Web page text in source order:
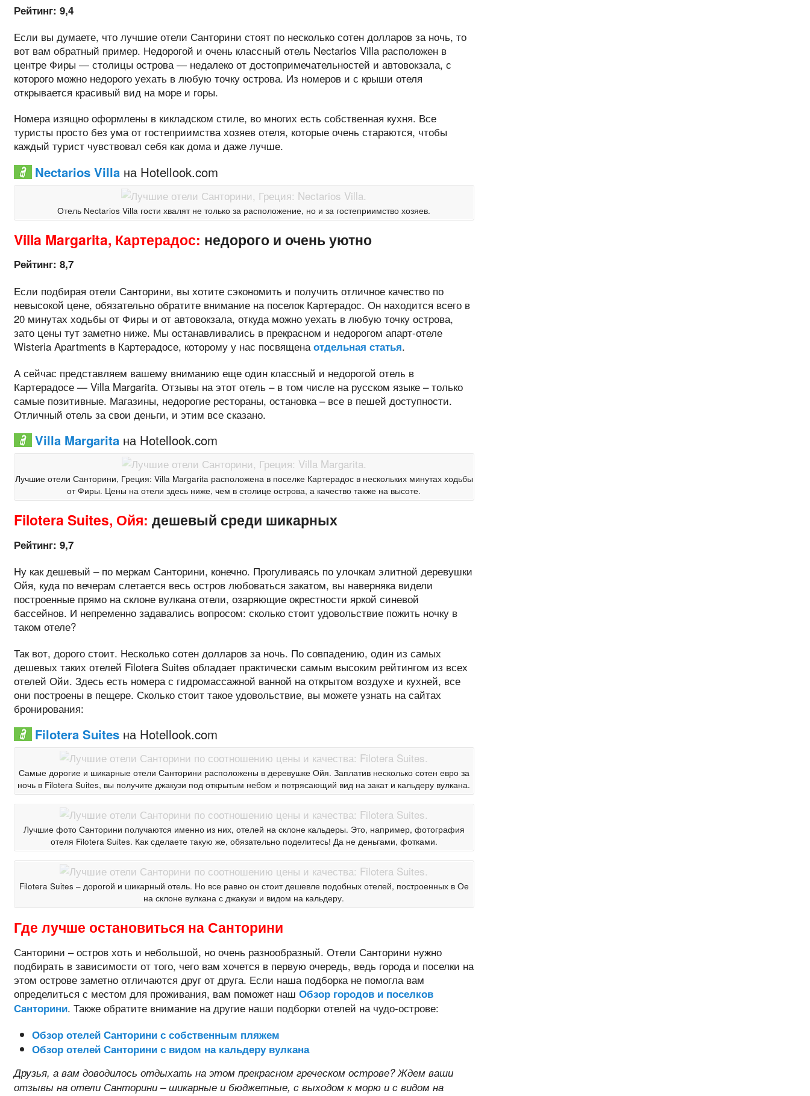
Рейтинг: 9,4
Если вы думаете, что лучшие отели Санторини стоят по несколько сотен долларов за ночь, то
вот вам обратный пример. Недорогой и очень классный отель Nectarios Villa расположен в
центре Фиры — столицы острова — недалеко от достопримечательностей и автовокзала, с
которого можно недорого уехать в любую точку острова. Из номеров и с крыши отеля
открывается красивый вид на море и горы.
Номера изящно оформлены в кикладском стиле, во многих есть собственная кухня. Все
туристы просто без ума от гостеприимства хозяев отеля, которые очень стараются, чтобы
каждый турист чувствовал себя как дома и даже лучше.
Nectarios Villa на Hotellook.com
Отель Nectarios Villa гости хвалят не только за расположение, но и за гостеприимство хозяев.
Villa Margarita, Картерадос: недорого и очень уютно
Рейтинг: 8,7
Если подбирая отели Санторини, вы хотите сэкономить и получить отличное качество по
невысокой цене, обязательно обратите внимание на поселок Картерадос. Он находится всего в
20 минутах ходьбы от Фиры и от автовокзала, откуда можно уехать в любую точку острова,
зато цены тут заметно ниже. Мы останавливались в прекрасном и недорогом апарт-отеле
Wisteria Apartments в Картерадосе, которому у нас посвящена отдельная статья.
А сейчас представляем вашему вниманию еще один классный и недорогой отель в
Картерадосе — Villa Margarita. Отзывы на этот отель – в том числе на русском языке – только
самые позитивные. Магазины, недорогие рестораны, остановка – все в пешей доступности.
Отличный отель за свои деньги, и этим все сказано.
Villa Margaritaна Hotellook.com
Лучшие отели Санторини, Греция: Villa Margarita расположена в поселке Картерадос в нескольких минутах ходьбы
от Фиры. Цены на отели здесь ниже, чем в столице острова, а качество также на высоте.
Filotera Suites, Ойя: дешевый среди шикарных
Рейтинг: 9,7
Ну как дешевый – по меркам Санторини, конечно. Прогуливаясь по улочкам элитной деревушки
Ойя, куда по вечерам слетается весь остров любоваться закатом, вы наверняка видели
построенные прямо на склоне вулкана отели, озаряющие окрестности яркой синевой
бассейнов. И непременно задавались вопросом: сколько стоит удовольствие пожить ночку в
таком отеле?
Так вот, дорого стоит. Несколько сотен долларов за ночь. По совпадению, один из самых
дешевых таких отелей Filotera Suites обладает практически самым высоким рейтингом из всех
отелей Ойи. Здесь есть номера с гидромассажной ванной на открытом воздухе и кухней, все
они построены в пещере. Сколько стоит такое удовольствие, вы можете узнать на сайтах
бронирования:
Filotera Suitesна Hotellook.com
Самые дорогие и шикарные отели Санторини расположены в деревушке Ойя. Заплатив несколько сотен евро за
ночь в Filotera Suites, вы получите джакузи под открытым небом и потрясающий вид на закат и кальдеру вулкана.
Лучшие фото Санторини получаются именно из них, отелей на склоне кальдеры. Это, например, фотография
отеля Filotera Suites. Как сделаете такую же, обязательно поделитесь! Да не деньгами, фотками.
Filotera Suites – дорогой и шикарный отель. Но все равно он стоит дешевле подобных отелей, построенных в Ое
на склоне вулкана с джакузи и видом на кальдеру.
Где лучше остановиться на Санторини
Санторини – остров хоть и небольшой, но очень разнообразный. Отели Санторини нужно
подбирать в зависимости от того, чего вам хочется в первую очередь, ведь города и поселки на
этом острове заметно отличаются друг от друга. Если наша подборка не помогла вам
определиться с местом для проживания, вам поможет наш Обзор городов и поселков
Санторини. Также обратите внимание на другие наши подборки отелей на чудо-острове:
Обзор отелей Санторини с собственным пляжем
Обзор отелей Санторини с видом на кальдеру вулкана
Друзья, а вам доводилось отдыхать на этом прекрасном греческом острове? Ждем ваши
отзывы на отели Санторини – шикарные и бюджетные, с выходом к морю и с видом на